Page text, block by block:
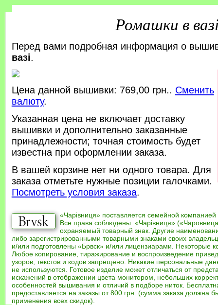
Ромашки в
Перед вами подробная информация о
вазі.
Цена данной вышивки: 769,00 грн.. Сменить
валюту.
Указанная цена не включает доставку
вышивки и дополнительно заказанные
принадлежности; точная стоимость будет
известна при оформлении заказа.
В вашей корзине нет ни одного товара. Для
заказа отметьте нужные позиции галочками.
Посмотреть условия заказа.
«Чарівниця» поставляется семейной компанией
Все права соблюдены. «Чарівниця»
охраняемый товарный знак. Другие
либо зарегистрированными товарными знаками своих
и/или подготовлены «Брвск» и/или лицензиарами. Некоторые
Любое копирование, тиражирование и воспроизведение
узоров, текстов и кодов запрещено. Никакие персональные
не используются. Готовое изделие может отличаться от
искажений в отображении цвета монитором, небольших
особенностей вышивания и отличий в подборе ниток.
предоставляется на заказы от 800 грн. (сумма заказа должна
применения всех скидок).